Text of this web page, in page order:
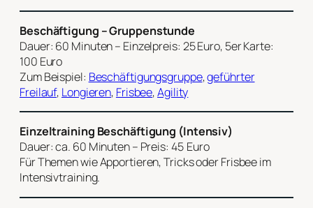
Beschäftigung – Gruppenstunde
Dauer: 60 Minuten – Einzelpreis: 25 Euro, 5er Karte:
100 Euro
Zum Beispiel: Beschäftigungsgruppe,geführter
Freilauf, Longieren, Frisbee,Agility
Einzeltraining Beschäftigung (Intensiv)
Dauer: ca. 60 Minuten – Preis: 45 Euro
Für Themen wie Apportieren, Tricks oder Frisbee im
Intensivtraining.